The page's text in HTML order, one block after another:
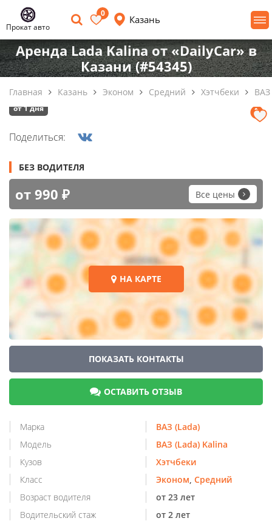
Прокат авто
0
Казань
Аренда Lada Kalina от «DailyCar» в
Казани (#54345)
Главная Казань Эконом Средний Хэтчбеки ВАЗ
от 1 дня
Поделиться:
БЕЗ ВОДИТЕЛЯ
от 990 ₽ Все цены
НА КАРТЕ
ПОКАЗАТЬ КОНТАКТЫ
ОСТАВИТЬ ОТЗЫВ
Марка
ВАЗ (Lada)
Модель
ВАЗ (Lada) Kalina
Кузов
Хэтчбеки
Класс
Эконом, Средний
Возраст водителя
от 23 лет
Водительский стаж
от 2 лет